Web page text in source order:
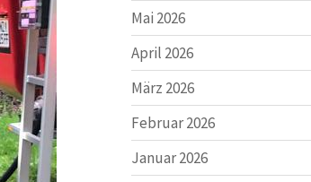
Mai 2026
April 2026
März 2026
Februar 2026
Januar 2026